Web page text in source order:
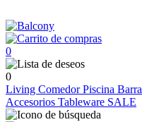
0
0
Living ComedorPiscina Barra
Accesorios Tableware SALE